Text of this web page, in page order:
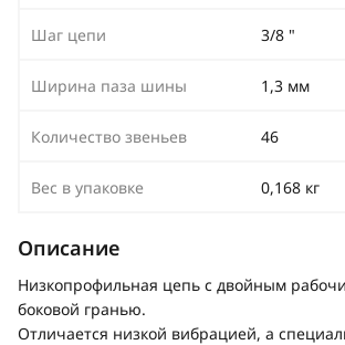
Шаг цепи 3/8 "
Ширина паза шины 1,3 мм
Количество звеньев 46
Вес в упаковке 0,168 кг
Описание
Низкопрофильная цепь с двойным
боковой гранью.
Отличается низкой вибрацией, а